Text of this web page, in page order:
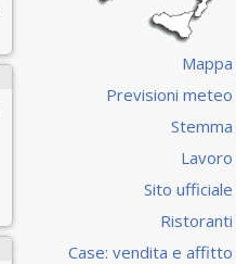
Mappa
Previsioni meteo
Stemma
Lavoro
Sito ufficiale
Ristoranti
Case: vendita e affitto